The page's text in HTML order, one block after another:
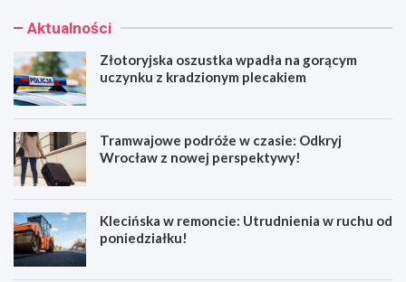
Aktualności
Złotoryjska oszustka wpadła na gorącym
uczynku z kradzionym plecakiem
Tramwajowe podróże w czasie: Odkryj
Wrocław z nowej perspektywy!
Klecińska w remoncie: Utrudnienia w ruchu od
poniedziałku!